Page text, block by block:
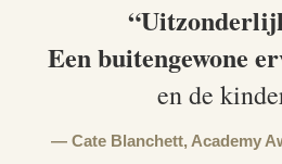
Een buitengewone
en de
Cate Blanchett, Academy